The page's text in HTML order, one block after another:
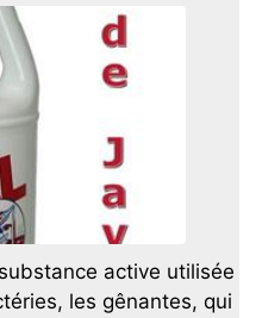
active utilisée
les gênantes, qui